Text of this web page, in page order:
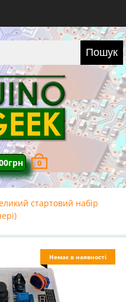
Пошук
грн 0
стартовий набір
Немає в наявності